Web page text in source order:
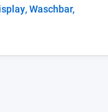
Waschbar,